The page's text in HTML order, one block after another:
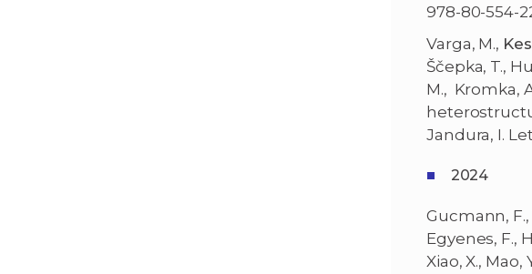
978-80-554-
Varga, M.,
Ščepka, T.,
M., Kromka,
Jandura, I.
2024
Gucmann, F.,
Egyenes, F.,
Xiao, X., Mao,